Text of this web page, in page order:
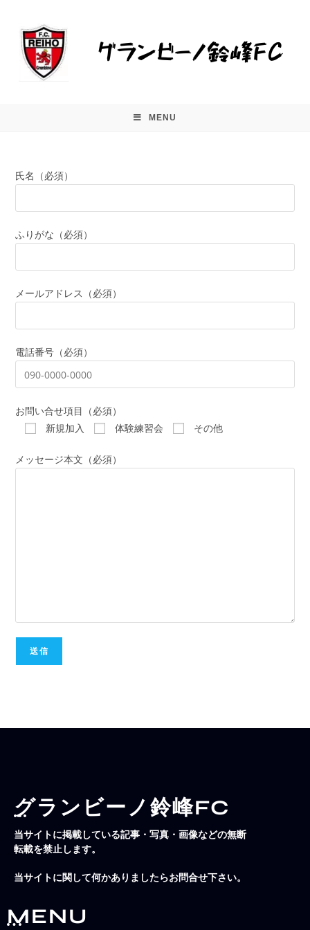
MENU
氏名（必須）
ふりがな（必須）
メールアドレス（必須）
電話番号（必須）
お問い合せ項目（必須）
新規加入
体験練習会 その他
メッセージ本文（必須）
グランビーノ鈴峰FC
当サイトに掲載している記事・写真・画像などの無断
転載を禁止します。
当サイトに関して何かありましたらお問合せ下さい。
MENU